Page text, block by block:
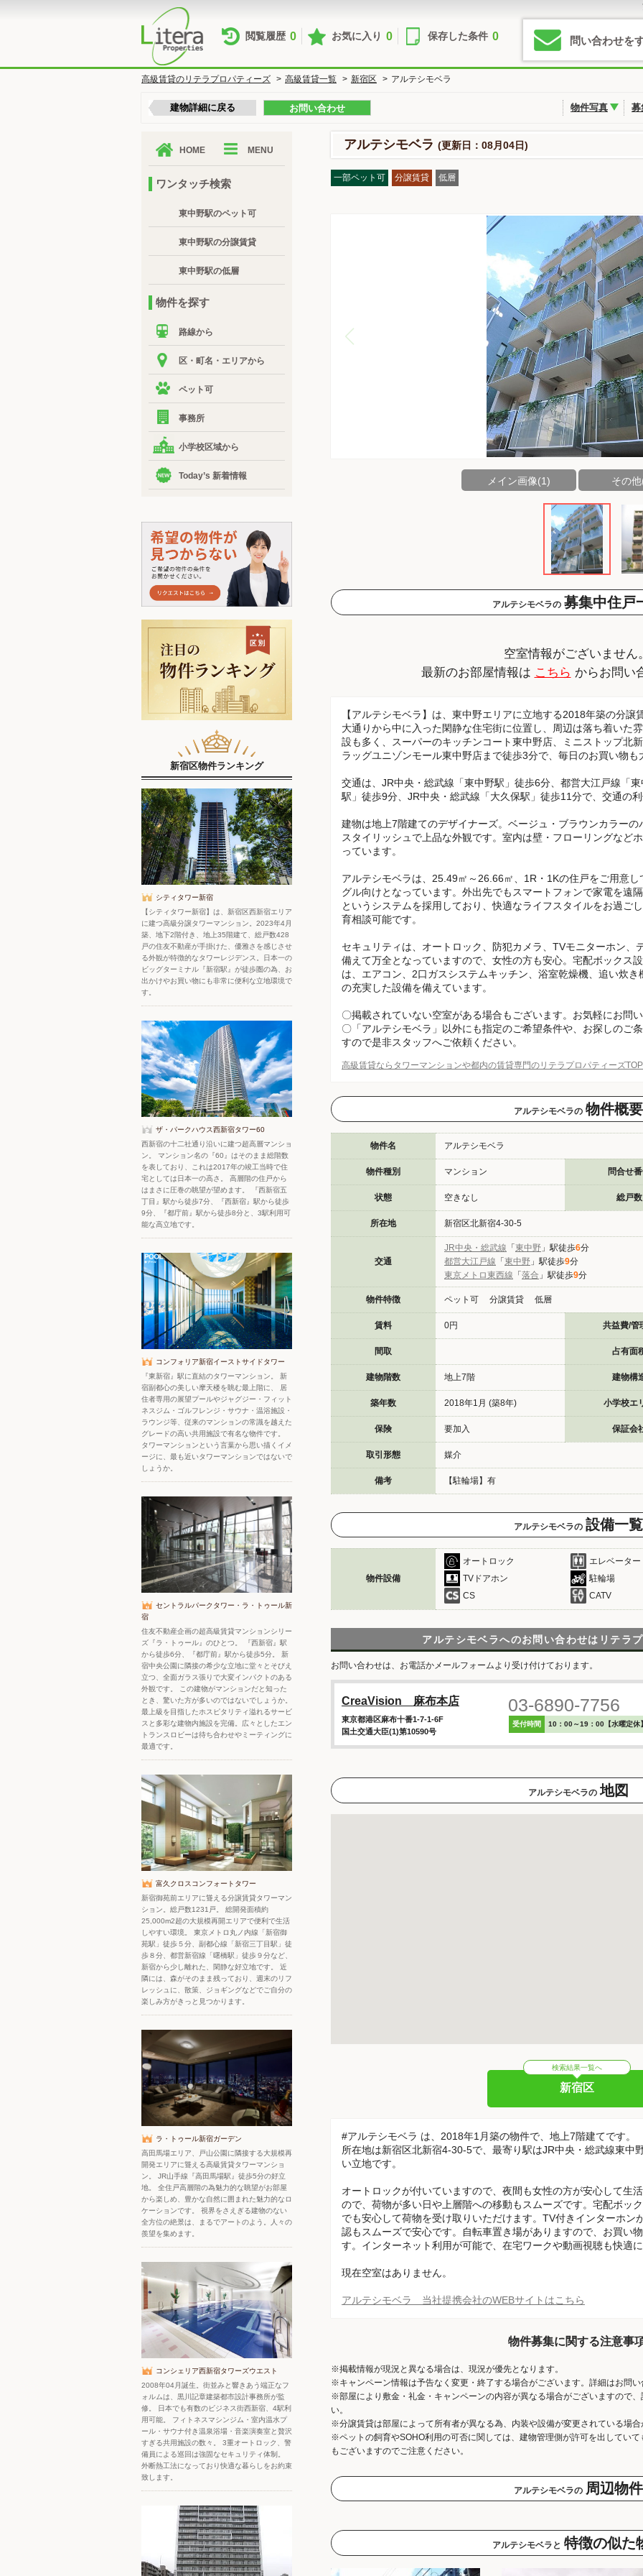
閲覧履歴 0 お気に入り 0 保存した条件 0 問い合わせを
高級賃貸のリテラプロパティーズ > 高級賃貸一覧 > 新宿区 > アルテシモベラ
建物詳細に戻る お問い合わせ 物件写真 募
アルテシモベラ (更新日：08月04日)
一部ペット可 分譲賃貸 低層
メイン画像(1) その
アルテシモベラの 募集中住戸
空室情報がございません。
最新のお部屋情報は こちら からお問い
【アルテシモベラ】は、東中野エリアに立地する2018年築の分譲
大通りから中に入った閑静な住宅街に位置し、周辺は落ち着いた
設も多く、スーパーのキッチンコート東中野店、ミニストップ北
ラッグユニゾンモール東中野店まで徒歩3分で、毎日のお買い物も
交通は、JR中央・総武線「東中野駅」徒歩6分、都営大江戸線「
駅」徒歩9分、JR中央・総武線「大久保駅」徒歩11分で、交通の
建物は地上7階建てのデザイナーズ。ベージュ・ブラウンカラーの
スタイリッシュで上品な外観です。室内は壁・フローリングなど
っています。
アルテシモベラは、25.49㎡～26.66㎡、1R・1Kの住戸をご用意
グル向けとなっています。外出先でもスマートフォンで家電を遠
というシステムを採用しており、快適なライフスタイルをお過ご
育相談可能です。
セキュリティは、オートロック、防犯カメラ、TVモニターホン、
備えて万全となっていますので、女性の方も安心。宅配ボックス
は、エアコン、2口ガスシステムキッチン、浴室乾燥機、追い炊
の充実した設備を備えています。
〇掲載されていない空室がある場合もございます。お気軽にお問い
〇「アルテシモベラ」以外にも指定のご希望条件や、お探しのご
すので是非スタッフへご依頼ください。
高級賃貸ならタワーマンションや都内の賃貸専門のリテラプロパティーズ
アルテシモベラの 物件概要
物件名 アルテシモベラ
物件種別 マンション 問合せ
状態 空きなし 総戸数
所在地 新宿区北新宿4-30-5
交通
JR中央・総武線 「東中野 」駅徒歩6分
都営大江戸線 「東中野 」駅徒歩9分
東京メトロ東西線 「落合 」駅徒歩9分
物件特徴 ペット可 分譲賃貸 低層
賃料 0円 共益費/管
間取 占有面
建物階数 地上7階 建物構
築年数 2018年1月 (築8年) 小学校エ
保険 要加入 保証会
取引形態 媒介
備考 【駐輪場】有
アルテシモベラの 設備一覧
物件設備
オートロック エレベーター
TVドアホン
駐輪場
CS
CATV
アルテシモベラへのお問い合わせは リテラ
お問い合わせは、お電話かメールフォームより受け付けております。
CreaVision 麻布本店
東京都港区麻布十番1-7-1-6F
国土交通大臣(1)第10590号
03-6890-7756
受付時間 10：00～19：00【水曜定休】
アルテシモベラの 地図
検索結果一覧へ
新宿区
#アルテシモベラ は、2018年1月築の物件で、地上7階建てです。
所在地は新宿区北新宿4-30-5で、最寄り駅はJR中央・総武線東中
い立地です。
オートロックが付いていますので、夜間も女性の方が安心して生
ので、荷物が多い日や上層階への移動もスムーズです。宅配ボッ
でも安心して荷物を受け取りいただけます。TV付きインターホン
認もスムーズで安心です。自転車置き場がありますので、お買い
す。インターネット利用が可能で、在宅ワークや動画視聴も快適に
現在空室はありません。
アルテシモベラ 当社提携会社のWEBサイトはこちら
物件募集に関する注意事
※掲載情報が現況と異なる場合は、現況が優先となります。
※キャンペーン情報は予告なく変更・終了する場合がございます。詳細はお問い
※部屋により敷金・礼金・キャンペーンの内容が異なる場合がございますので
い。
※分譲賃貸は部屋によって所有者が異なる為、内装や設備が変更されている場合
※ペットの飼育やSOHO利用の可否に関しては、建物管理側が許可を出してい
もございますのでご注意ください。
アルテシモベラの 周辺物件
アルテシモベラと 特徴の似た
HOME MENU
ワンタッチ検索
東中野駅のペット可
東中野駅の分譲賃貸
東中野駅の低層
物件を探す
路線から
区・町名・エリアから
ペット可
事務所
小学校区域から
Today’s 新着情報
新宿区物件ランキング
シティタワー新宿
【シティタワー新宿】は、新宿区西新宿エリア
に建つ高級分譲タワーマンション。2023年4月
築、地下2階付き、地上35階建て、総戸数428
戸の住友不動産が手掛けた、優雅さを感じさせ
る外観が特徴的なタワーレジデンス。日本一の
ビッグターミナル『新宿駅』が徒歩圏の為、お
出かけやお買い物にも非常に便利な立地環境で
す。
ザ・パークハウス西新宿タワー60
西新宿の十二社通り沿いに建つ超高層マンショ
ン。 マンション名の『60』はそのまま総階数
を表しており、これは2017年の竣工当時で住
宅としては日本一の高さ。 高層階の住戸から
はまさに圧巻の眺望が望めます。 『西新宿五
丁目』駅から徒歩7分、『西新宿』駅から徒歩
9分、『都庁前』駅から徒歩8分と、3駅利用可
能な高立地です。
コンフォリア新宿イーストサイドタワー
『東新宿』駅に直結のタワーマンション。 新
宿副都心の美しい摩天楼を眺む最上階に、 居
住者専用の展望プールやジャグジー・フィット
ネスジム・ゴルフレンジ・サウナ・温浴施設・
ラウンジ等、従来のマンションの常識を越えた
グレードの高い共用施設で有名な物件です。
タワーマンションという言葉から思い描くイメ
ージに、最も近いタワーマンションではないで
しょうか。
セントラルパークタワー・ラ・トゥール新
宿
住友不動産企画の超高級賃貸マンションシリー
ズ『ラ・トゥール』のひとつ。 『西新宿』駅
から徒歩6分、『都庁前』駅から徒歩5分。 新
宿中央公園に隣接の希少な立地に堂々とそびえ
立つ、全面ガラス張りで大変インパクトのある
外観です。 この建物がマンションだと知った
とき、驚いた方が多いのではないでしょうか。
最上級を目指したホスピタリティ溢れるサービ
スと多彩な建物内施設を完備。広々としたエン
トランスロビーは待ち合わせやミーティングに
最適です。
富久クロスコンフォートタワー
新宿御苑前エリアに聳える分譲賃貸タワーマン
ション。総戸数1231戸。 総開発面積約
25,000m2超の大規模再開エリアで便利で生活
しやすい環境。 東京メトロ丸ノ内線「新宿御
苑駅」徒歩５分、副都心線「新宿三丁目駅」徒
歩８分、都営新宿線「曙橋駅」徒歩９分など、
新宿から少し離れた、閑静な好立地です。 近
隣には、森がそのまま残っており、週末のリフ
レッシュに、散策、ジョギングなどでご自分の
楽しみ方がきっと見つかります。
ラ・トゥール新宿ガーデン
高田馬場エリア、戸山公園に隣接する大規模再
開発エリアに聳える高級賃貸タワーマンショ
ン。 JR山手線『高田馬場駅』徒歩5分の好立
地。 全住戸高層階の為魅力的な眺望がお部屋
から楽しめ、豊かな自然に囲まれた魅力的なロ
ケーションです。 視界をさえぎる建物のない
全方位の絶景は、まるでアートのよう。人々の
羨望を集めます。
コンシェリア西新宿タワーズウエスト
2008年04月誕生。街並みと響きあう端正なフ
ォルムは、黒川記章建築都市設計事務所が監
修。 日本でも有数のビジネス街西新宿、4駅利
用可能。 フィトネスマシンジム・室内温水プ
ール・サウナ付き温泉浴場・音楽演奏室と贅沢
すぎる共用施設の数々。 3重オートロック、警
備員による巡回は強固なセキュリティ体制。
外断熱工法になっており快適な暮らしをお約束
致します。